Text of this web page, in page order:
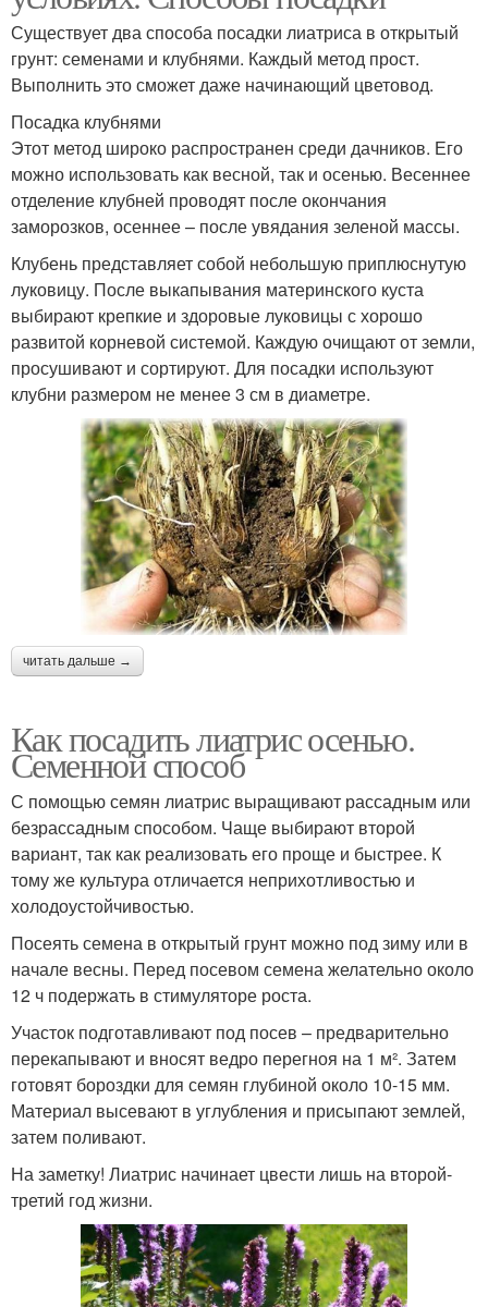
Существует два способа посадки лиатриса в открытый
грунт: семенами и клубнями. Каждый метод прост.
Выполнить это сможет даже начинающий цветовод.
Посадка клубнями
Этот метод широко распространен среди дачников. Его
можно использовать как весной, так и осенью. Весеннее
отделение клубней проводят после окончания
заморозков, осеннее – после увядания зеленой массы.
Клубень представляет собой небольшую приплюснутую
луковицу. После выкапывания материнского куста
выбирают крепкие и здоровые луковицы с хорошо
развитой корневой системой. Каждую очищают от земли,
просушивают и сортируют. Для посадки используют
клубни размером не менее 3 см в диаметре.
читать дальше →
Как посадить лиатрис осенью.
Семенной способ
С помощью семян лиатрис выращивают рассадным или
безрассадным способом. Чаще выбирают второй
вариант, так как реализовать его проще и быстрее. К
тому же культура отличается неприхотливостью и
холодоустойчивостью.
Посеять семена в открытый грунт можно под зиму или в
начале весны. Перед посевом семена желательно около
12 ч подержать в стимуляторе роста.
Участок подготавливают под посев – предварительно
перекапывают и вносят ведро перегноя на 1 м². Затем
готовят бороздки для семян глубиной около 10-15 мм.
Материал высевают в углубления и присыпают землей,
затем поливают.
На заметку! Лиатрис начинает цвести лишь на второй-
третий год жизни.